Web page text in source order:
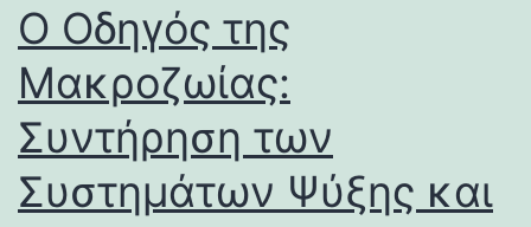
Ο Οδηγός της
Μακροζωίας:
Συντήρηση των
Συστημάτων Ψύξης και